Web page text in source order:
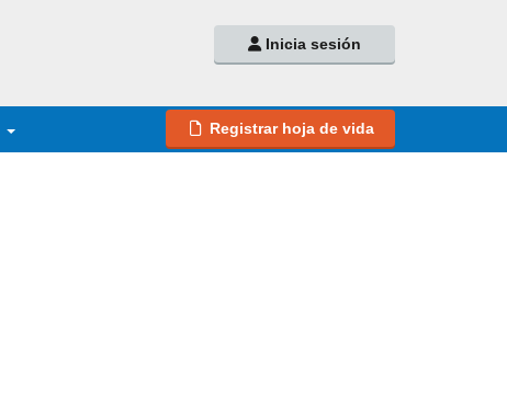
Inicia sesión
Registrar hoja de vida